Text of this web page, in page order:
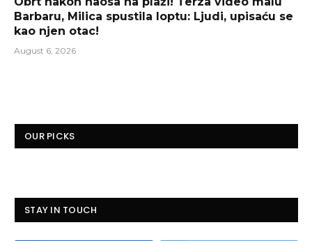
Barbaru, Milica spustila loptu: Ljudi, upisaću se
kao njen otac!
August 6, 2026
OUR PICKS
STAY IN TOUCH